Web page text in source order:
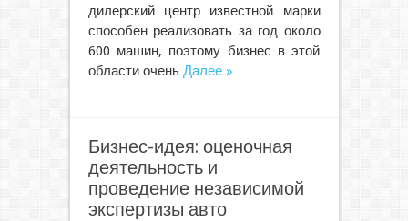
дилерский центр известной марки
способен реализовать за год около
600 машин, поэтому бизнес в этой
области очень Далее »
Бизнес-идея: оценочная
деятельность и
проведение независимой
экспертизы авто